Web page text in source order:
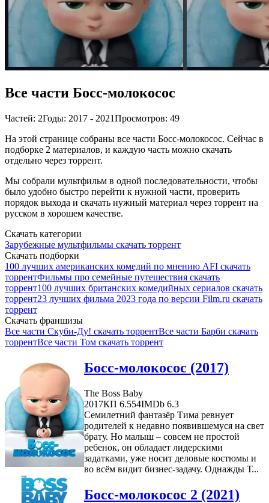
Все части Босс-молокосос
Частей: 2Годы: 2017 - 2021Просмотров: 49
На этой странице собраны все части Босс-молокосос. Сейчас в
подборке 2 материалов, и каждую часть можно скачать
отдельно через торрент.
Мы собрали мультфильм в одной последовательности, чтобы
было удобно быстро перейти к нужной части, проверить
порядок выхода и скачать нужный материал через торрент на
русском в хорошем качестве.
Скачать категории
Зарубежные мультфильмы скачать торрент
Скачать подборки
100 лучших американских комедий по мнению AFI скачать
торрентФильмы про семейные путешествия скачать
торрент100 лучших британских комедийных сериалов скачать
торрент23 лучших фильма 2023 года по версии Film.ru скачать
торрент
Скачать франшизы
Все части Скуби-Ду! скачать торрентВсе части Барби скачать
торрентВсе части Том скачать торрент
Босс-молокосос (2017)
The Boss Baby
2017КП 6.554IMDb 6.3
Семилетний фантазёр Тима ревнует
родителей к недавно появившемуся на свет
брату. Но малыш – совсем не простой
ребенок, он обладает лидерскими
задатками, уже носит деловые костюмы и
во всём видит бизнес-задачу. Однажды Т...
Босс-молокосос 2 (2021)